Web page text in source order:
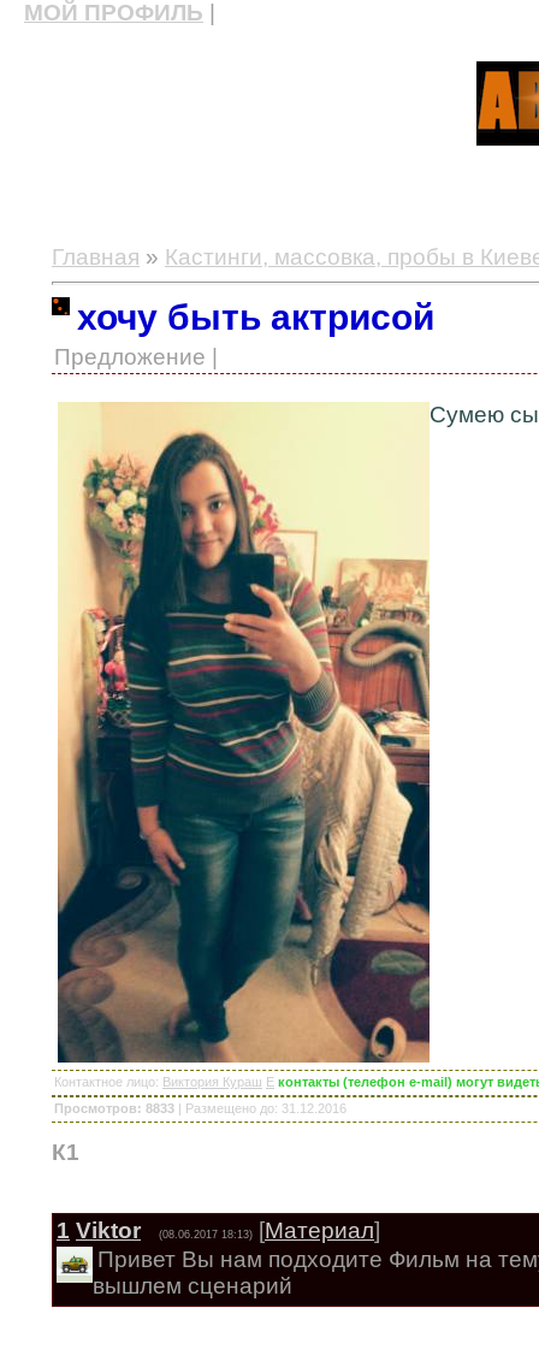
МОЙ ПРОФИЛЬ
Главная » Кастинги, массовка, пробы в
хочу быть актрисой
Предложение |
Сумею
Контактное лицо: Виктория Кураш E контакты (телефон e-mail) могут
Просмотров: 8833 | Размещено до: 31.12.2016
К1
1 Viktor (08.06.2017 18:13) [Материал]
Привет Вы нам подходите Фильм на
вышлем сценарий